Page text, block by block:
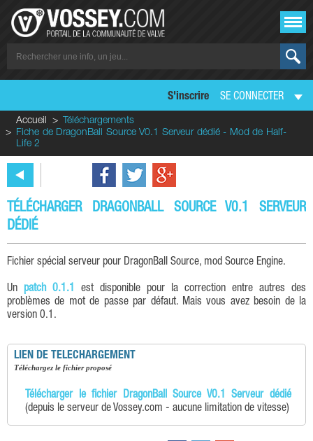
S'inscrire SE CONNECTER
Accueil
Téléchargements
Fiche de DragonBall Source V0.1 Serveur dédié - Mod de Half-
Life 2
TÉLÉCHARGER DRAGONBALL SOURCE V0.1 SERVEUR
DÉDIÉ
Fichier spécial serveur pour DragonBall Source, mod Source Engine.
Un patch 0.1.1
est disponible pour la correction entre autres des
problèmes de mot de passe par défaut. Mais vous avez besoin de la
version 0.1.
LIEN DE TELECHARGEMENT
téléchargez le fichier proposé
Télécharger le fichier DragonBall Source V0.1 Serveur dédié
(depuis le serveur de Vossey.com - aucune limitation de vitesse)